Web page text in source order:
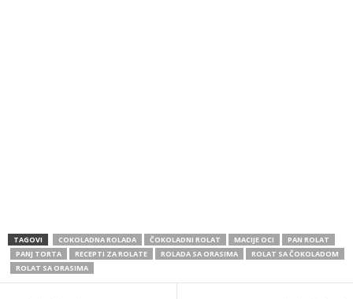
TAGOVI COKOLADNA ROLADA ČOKOLADNI ROLAT MACIJE OCI
PAN ROLAT
PANJ TORTA
RECEPTI ZA ROLATE ROLADA SA ORASIMA
ROLAT SA ČOKOLADOM
ROLAT SA ORASIMA